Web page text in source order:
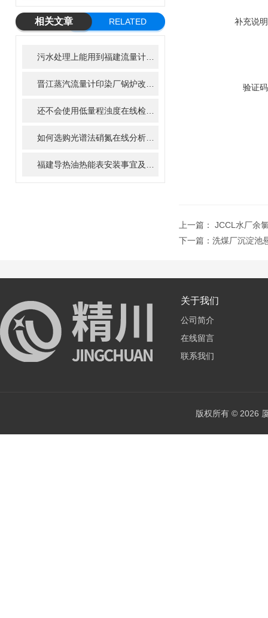
相关文章
RELATED
补充说
验证
上一篇： JCCL水厂余
下一篇： 洗煤厂沉淀池
关于我们
公司简介
在线留言
联系我们
版权所有 © 2026